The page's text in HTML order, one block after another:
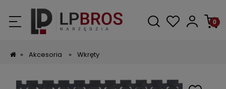
» Akcesoria » Wkręty